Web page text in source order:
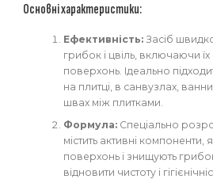
Основні характеристики:
Ефективність:Засіб
грибок і цвіль, включаючи
поверхонь. Ідеально
на плитці, в санвузлах,
швах між плитками.
Формула:Спеціально
містить активні
поверхонь і знищують
відновити чистоту і